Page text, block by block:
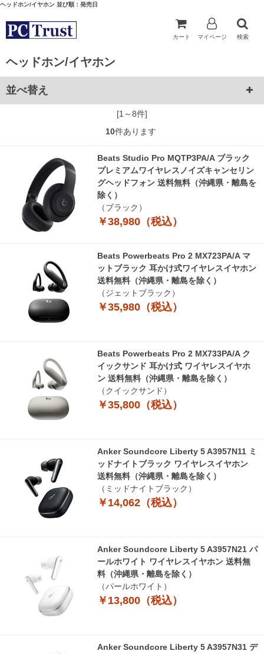
ヘッドホン/イヤホン 並び順：発売日
カート マイページ 検索
ヘッドホン/イヤホン
並べ替え
[1～8件]
10件あります
Beats Studio Pro MQTP3PA/A ブラック
プレミアムワイヤレスノイズキャンセリン
グヘッドフォン 送料無料（沖縄県・離島を
除く）
（ブラック）
￥38,980（税込）
Beats Powerbeats Pro 2 MX723PA/A マ
ットブラック 耳かけ式ワイヤレスイヤホン
送料無料（沖縄県・離島を除く）
（ジェットブラック）
￥35,980（税込）
Beats Powerbeats Pro 2 MX733PA/A ク
イックサンド 耳かけ式 ワイヤレスイヤホ
ン 送料無料（沖縄県・離島を除く）
（クイックサンド）
￥35,800（税込）
Anker Soundcore Liberty 5 A3957N11 ミ
ッドナイトブラック ワイヤレスイヤホン
送料無料（沖縄県・離島を除く）
（ミッドナイトブラック）
￥14,062（税込）
Anker Soundcore Liberty 5 A3957N21 パ
ールホワイト ワイヤレスイヤホン 送料無
料（沖縄県・離島を除く）
（パールホワイト）
￥13,800（税込）
Anker Soundcore Liberty 5 A3957N31 デ